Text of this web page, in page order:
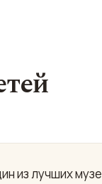
из лучших